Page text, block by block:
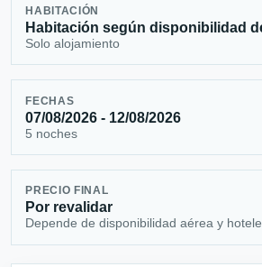
HABITACIÓN
Habitación según disponibilidad
Solo alojamiento
FECHAS
07/08/2026 - 12/08/2026
5 noches
PRECIO FINAL
Por revalidar
Depende de disponibilidad aérea y